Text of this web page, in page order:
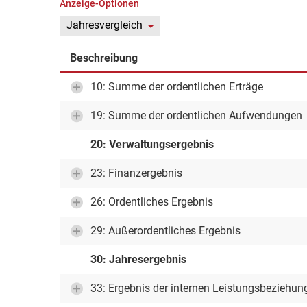
Anzeige-Optionen
Jahresvergleich
Beschreibung
10: Summe der ordentlichen Erträge
19: Summe der ordentlichen Aufwendungen
20: Verwaltungsergebnis
23: Finanzergebnis
26: Ordentliches Ergebnis
29: Außerordentliches Ergebnis
30: Jahresergebnis
33: Ergebnis der internen